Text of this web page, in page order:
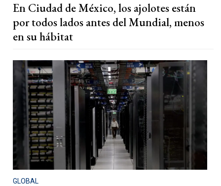
En Ciudad de México, los ajolotes están
por todos lados antes del Mundial, menos
en su hábitat
GLOBAL